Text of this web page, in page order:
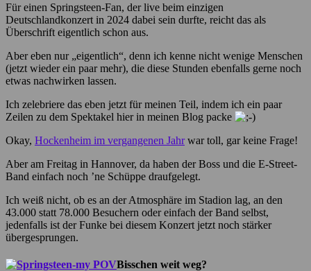
Für einen Springsteen-Fan, der live beim einzigen
Deutschlandkonzert in 2024 dabei sein durfte, reicht das als
Überschrift eigentlich schon aus.
Aber eben nur „eigentlich“, denn ich kenne nicht wenige Menschen
(jetzt wieder ein paar mehr), die diese Stunden ebenfalls gerne noch
etwas nachwirken lassen.
Ich zelebriere das eben jetzt für meinen Teil, indem ich ein paar
Zeilen zu dem Spektakel hier in meinen Blog packe
Okay, Hockenheim im vergangenen Jahrwar toll, gar keine Frage!
Aber am Freitag in Hannover, da haben der Boss und die E-Street-
Band einfach noch ’ne Schüppe draufgelegt.
Ich weiß nicht, ob es an der Atmosphäre im Stadion lag, an den
43.000 statt 78.000 Besuchern oder einfach der Band selbst,
jedenfalls ist der Funke bei diesem Konzert jetzt noch stärker
übergesprungen.
Bisschen weit weg?